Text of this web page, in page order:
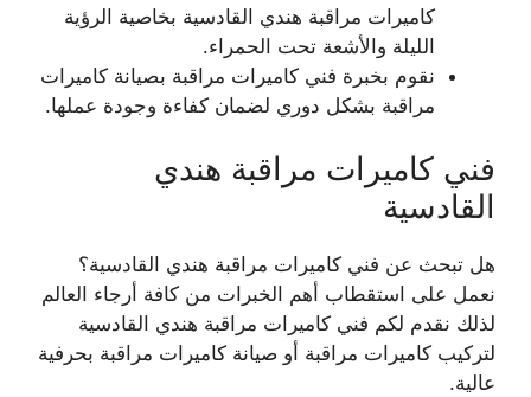
كاميرات مراقبة هندي القادسية بخاصية الرؤية
الليلة والأشعة تحت الحمراء.
نقوم بخبرة فني كاميرات مراقبة بصيانة كاميرات
مراقبة بشكل دوري لضمان كفاءة وجودة عملها.
فني كاميرات مراقبة هندي
القادسية
هل تبحث عن فني كاميرات مراقبة هندي القادسية؟
نعمل على استقطاب أهم الخبرات من كافة أرجاء العالم
لذلك نقدم لكم فني كاميرات مراقبة هندي القادسية
لتركيب كاميرات مراقبة أو صيانة كاميرات مراقبة بحرفية
عالية.